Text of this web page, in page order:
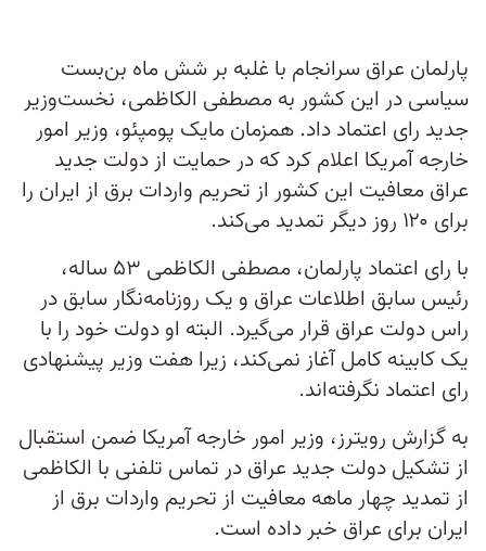
پارلمان عراق سرانجام با غلبه بر شش ماه بن‌بست
سیاسی در این کشور به مصطفی الکاظمی، نخست‌وزیر
جدید رای اعتماد داد. همزمان مایک پومپئو، وزیر امور
خارجه آمریکا اعلام کرد که در حمایت از دولت جدید
عراق معافیت این کشور از تحریم واردات برق از ایران را
برای ۱۲۰ روز دیگر تمدید می‌کند.
با رای اعتماد پارلمان، مصطفی الکاظمی ۵۳ ساله،
رئیس سابق اطلاعات عراق و یک روزنامه‌نگار سابق در
راس دولت عراق قرار می‌گیرد. البته او دولت خود را با
یک کابینه کامل آغاز نمی‌کند، زیرا هفت وزیر پیشنهادی
رای اعتماد نگرفته‌اند.
به گزارش رویترز، وزیر امور خارجه آمریکا ضمن استقبال
از تشکیل دولت جدید عراق در تماس تلفنی با الکاظمی
از تمدید چهار ماهه معافیت از تحریم واردات برق از
ایران برای عراق خبر داده است.